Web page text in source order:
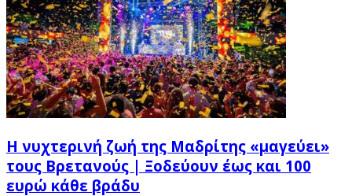
Η νυχτερινή ζωή της Μαδρίτης «μαγεύει»
τους Βρετανούς | Ξοδεύουν έως και 100
ευρώ κάθε βράδυ